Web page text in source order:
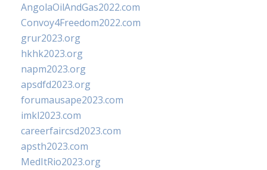
AngolaOilAndGas2022.com
Convoy4Freedom2022.com
grur2023.org
hkhk2023.org
napm2023.org
apsdfd2023.org
forumausape2023.com
imkl2023.com
careerfaircsd2023.com
apsth2023.com
MedItRio2023.org